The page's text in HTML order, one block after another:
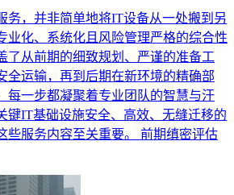
务，并非简单地将IT设备从一处搬到另
业化、系统化且风险管理严格的综合性
了从前期的细致规划、严谨的准备工
全运输，再到后期在新环境的精确部
每一步都凝聚着专业团队的智慧与汗
键IT基础设施安全、高效、无缝迁移的
些服务内容至关重要。 前期缜密评估